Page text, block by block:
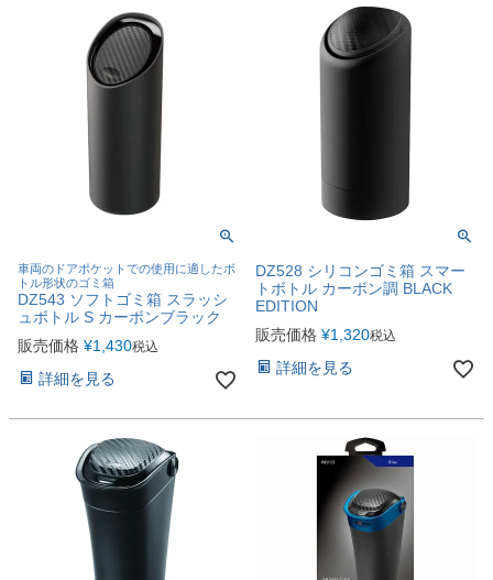
車両のドアポケットでの使用に適したボ
トル形状のゴミ箱
DZ543 ソフトゴミ箱 スラッシ
ュボトル S カーボンブラック
販売価格 ¥1,430税込
詳細を見る
DZ528 シリコンゴミ箱 スマー
トボトル カーボン調 BLACK
EDITION
販売価格 ¥1,320税込
詳細を見る